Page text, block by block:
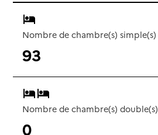
Nombre de chambre(s) simple(s)
93
Nombre de chambre(s) double(s)
0